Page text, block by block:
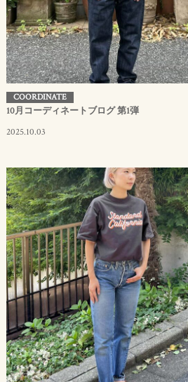
COORDINATE
10月コーディネートブログ 第1弾
2025.10.03